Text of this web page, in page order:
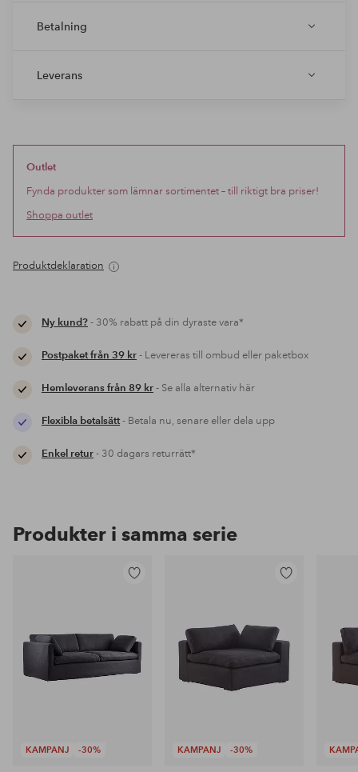
Betalning
Leverans
Outlet
Fynda produkter som lämnar sortimentet – till riktigt bra priser!
Shoppa outlet
Produktdeklaration
Ny kund?- 30% rabatt på din dyraste vara*
Postpaket från 39 kr- Levereras till ombud eller paketbox
Hemleverans från 89 kr- Se alla alternativ här
Flexibla betalsätt- Betala nu, senare eller dela upp
Enkel retur- 30 dagars returrätt*
Produkter i samma serie
KAMPANJ -30% KAMPANJ -30%